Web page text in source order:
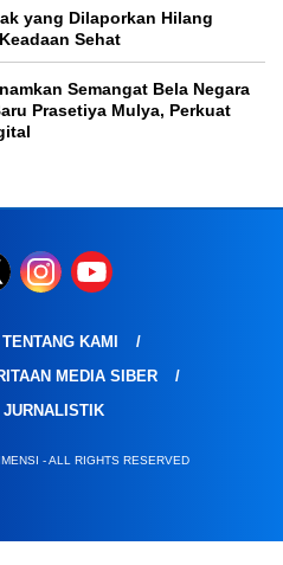
yang Dilaporkan Hilang
Sehat
Semangat Bela Negara
Prasetiya Mulya, Perkuat
TENTANG KAMI
MEDIA SIBER
- ALL RIGHTS RESERVED